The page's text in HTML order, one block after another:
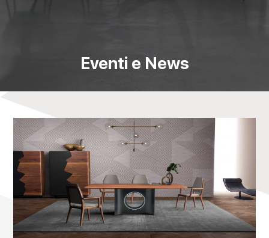
Eventi e News